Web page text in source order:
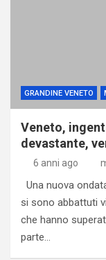
GRANDINE VENETO
Veneto,
devastante,
6 anni ago
Una nuova
si sono abbattuti
che hanno
parte…